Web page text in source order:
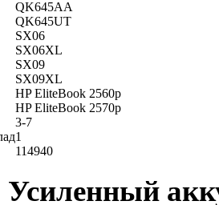
QK645AA
QK645UT
SX06
SX06XL
SX09
SX09XL
HP EliteBook 2560p
HP EliteBook 2570p
3-7
1
114940